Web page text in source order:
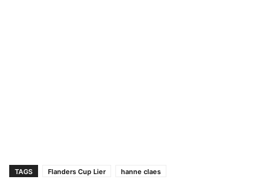
TAGS Flanders Cup Lier hanne claes